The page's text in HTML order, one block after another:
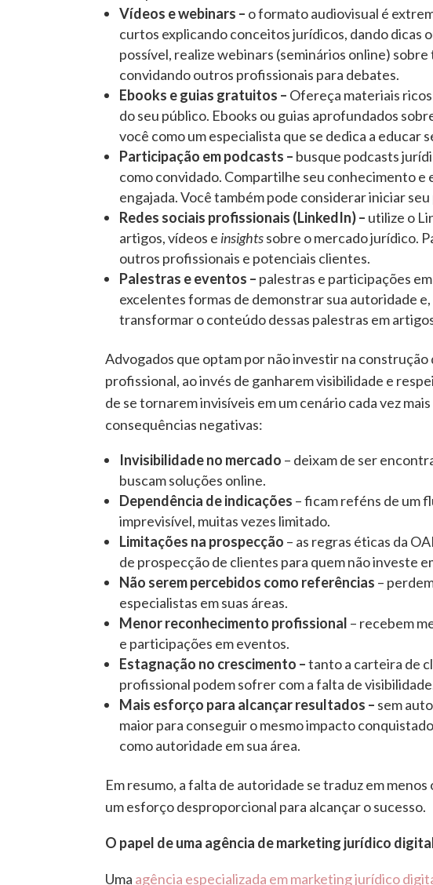
Vídeos e webinars – o formato audiovisual é
curtos explicando conceitos jurídicos, dando dicas
possível, realize webinars (seminários online)
convidando outros profissionais para debates.
Ebooks e guias gratuitos – Ofereça materiais
do seu público. Ebooks ou guias aprofundados
você como um especialista que se dedica a educar
Participação em podcasts – busque podcasts
como convidado. Compartilhe seu conhecimento e
engajada. Você também pode considerar iniciar
Redes sociais profissionais (LinkedIn)– utilize o
artigos, vídeos e insightssobre o mercado jurídico.
outros profissionais e potenciais clientes.
Palestras e eventos – palestras e participações
excelentes formas de demonstrar sua autoridade
transformar o conteúdo dessas palestras em
Advogados que optam por não investir na
profissional, ao invés de ganharem visibilidade e
de se tornarem invisíveis em um cenário cada vez
consequências negativas:
Invisibilidade no mercado – deixam de ser
buscam soluções online.
Dependência de indicações – ficam reféns de um
imprevisível, muitas vezes limitado.
Limitações na prospecção – as regras éticas da
de prospecção de clientes para quem não investe
Não serem percebidos como referências –
especialistas em suas áreas.
Menor reconhecimento profissional – recebem
e participações em eventos.
Estagnação no crescimento –tanto a carteira de
profissional podem sofrer com a falta de
Mais esforço para alcançar resultados – sem
maior para conseguir o mesmo impacto
como autoridade em sua área.
Em resumo, a falta de autoridade se traduz em
um esforço desproporcional para alcançar o sucesso.
O papel de uma agência de marketing jurídico
Uma agência especializada em marketing jurídico